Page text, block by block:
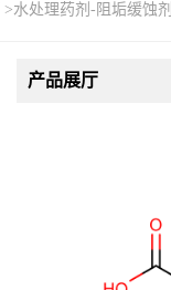
>水处理药剂-阻垢缓蚀剂
产品展厅